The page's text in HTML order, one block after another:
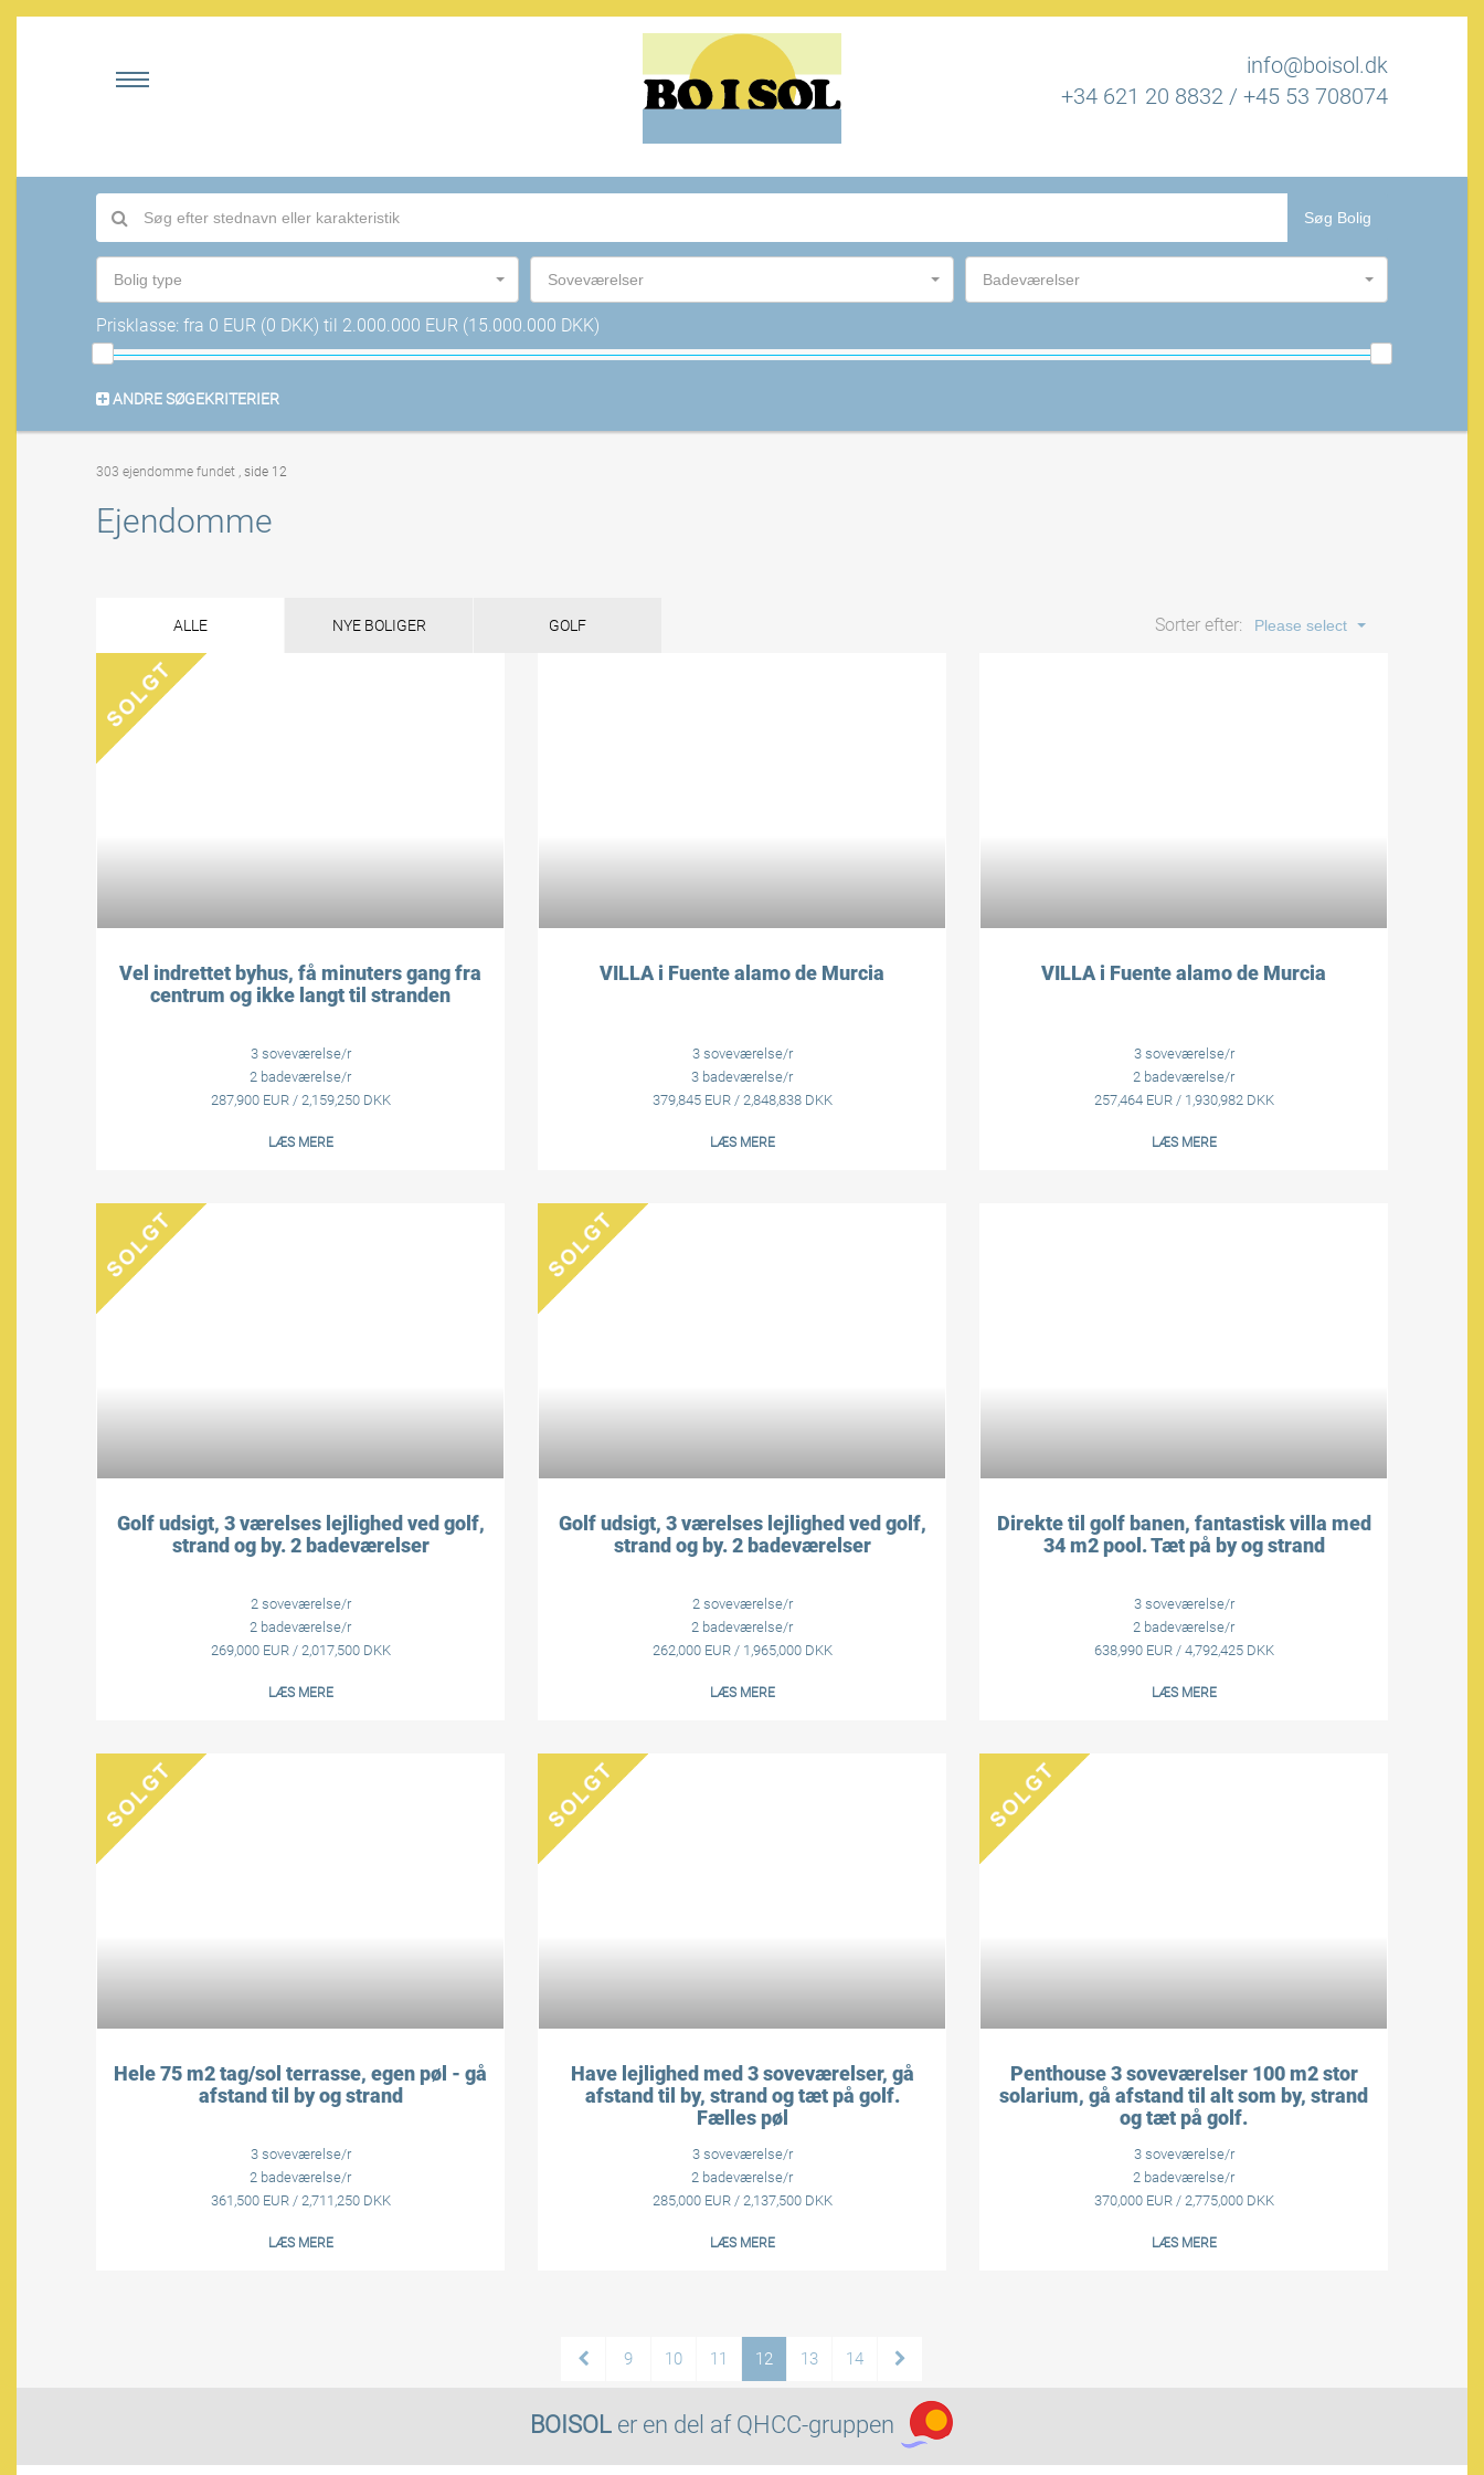
info@boisol.dk
+34 621 20 8832 / +45 53 708074
Søg Bolig
Bolig type Soveværelser Badeværelser
Prisklasse: fra 0 EUR (0 DKK) til 2.000.000 EUR (15.000.000 DKK)
ANDRE SØGEKRITERIER
303 ejendomme fundet , side 12
Ejendomme
ALLE NYE BOLIGER GOLF Sorter efter: Please select
Vel indrettet byhus, få minuters gang fra
centrum og ikke langt til stranden
3 soveværelse/r
2 badeværelse/r
287,900 EUR / 2,159,250 DKK
LÆS MERE
VILLA i Fuente alamo de Murcia
3 soveværelse/r
3 badeværelse/r
379,845 EUR / 2,848,838 DKK
LÆS MERE
VILLA i Fuente alamo de Murcia
3 soveværelse/r
2 badeværelse/r
257,464 EUR / 1,930,982 DKK
LÆS MERE
Golf udsigt, 3 værelses lejlighed ved golf,
strand og by. 2 badeværelser
2 soveværelse/r
2 badeværelse/r
269,000 EUR / 2,017,500 DKK
LÆS MERE
Golf udsigt, 3 værelses lejlighed ved golf,
strand og by. 2 badeværelser
2 soveværelse/r
2 badeværelse/r
262,000 EUR / 1,965,000 DKK
LÆS MERE
Direkte til golf banen, fantastisk villa med
34 m2 pool. Tæt på by og strand
3 soveværelse/r
2 badeværelse/r
638,990 EUR / 4,792,425 DKK
LÆS MERE
Hele 75 m2 tag/sol terrasse, egen pøl - gå
afstand til by og strand
3 soveværelse/r
2 badeværelse/r
361,500 EUR / 2,711,250 DKK
LÆS MERE
Have lejlighed med 3 soveværelser, gå
afstand til by, strand og tæt på golf.
Fælles pøl
3 soveværelse/r
2 badeværelse/r
285,000 EUR / 2,137,500 DKK
LÆS MERE
Penthouse 3 soveværelser 100 m2 stor
solarium, gå afstand til alt som by, strand
og tæt på golf.
3 soveværelse/r
2 badeværelse/r
370,000 EUR / 2,775,000 DKK
LÆS MERE
9 10 11 12 13 14
BOISOLer en del af QHCC-gruppen